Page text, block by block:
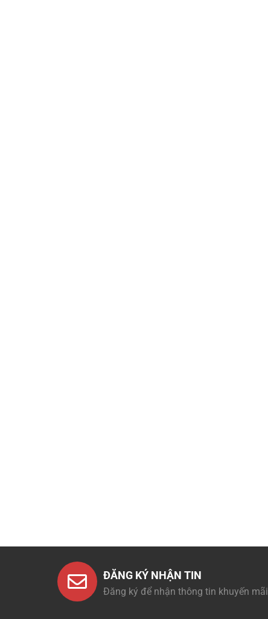
ĐĂNG KÝ NHẬN TIN
Đăng ký để nhận thông tin khuyến mãi